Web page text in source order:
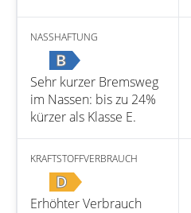
NASSHAFTUNG
B
Sehr kurzer Bremsweg
im Nassen: bis zu 24%
kürzer als Klasse E.
KRAFTSTOFFVERBRAUCH
D
Erhöhter Verbrauch